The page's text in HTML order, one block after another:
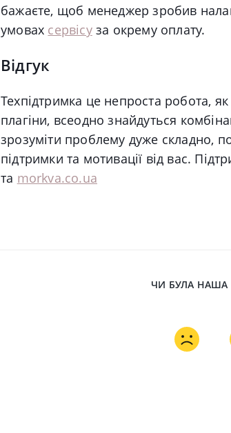
бажаєте, щоб менеджер зробив
умовах сервісуза окрему оплату.
Відгук
Техпідтримка це непроста робота,
плагіни, всеодно знайдуться
зрозуміти проблему дуже складно,
підтримки та мотивації від вас.
та morkva.co.ua
ЧИ БУЛА НАША